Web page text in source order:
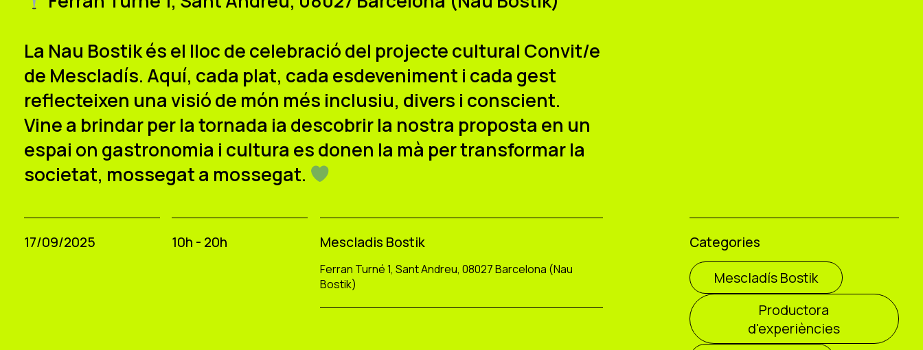
La Nau Bostik és el lloc de celebració del projecte cultural Convit/e
de Mescladís. Aquí, cada plat, cada esdeveniment i cada gest
reflecteixen una visió de món més inclusiu, divers i conscient.
Vine a brindar per la tornada ia descobrir la nostra proposta en un
espai on gastronomia i cultura es donen la mà per transformar la
societat, mossegat a mossegat.
17/09/2025 10h - 20h Mescladis Bostik
Ferran Turné 1, Sant Andreu, 08027 Barcelona (Nau
Bostik)
Categories
Mescladís Bostik
Productora
d'experiències